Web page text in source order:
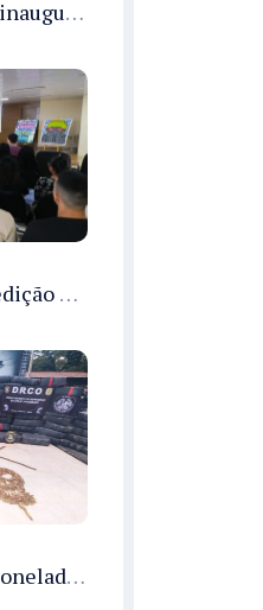
Governo do Amazonas inaugura primeiro Castramóvel Fluvial para atendimento veterinário às comunidades ribeirinhas e castração gratuita
Sejusc participa da 5ª edição do Caminhos Literários com foco na cultura hip-hop nas unidades socioeducativas
PMAM apreende 16,6 toneladas de entorpecentes e registra aumento nas prisões em flagrante e nas capturas de foragidos no primeiro semestre de 2026